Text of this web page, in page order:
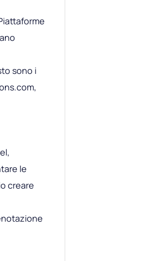
sono i
le
creare